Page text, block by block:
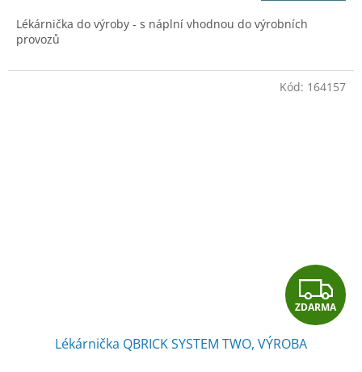
A
Lékárnička do výroby - s náplní vhodnou do výrobních
provozů
Z
D
ZDARMA
Lékárnička QBRICK SYSTEM TWO, VÝROBA
Kód: 164157